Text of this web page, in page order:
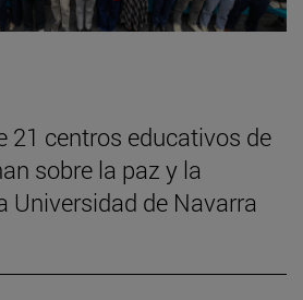
21 centros educativos de
sobre la paz y la
Universidad de Navarra